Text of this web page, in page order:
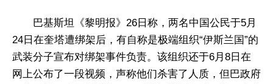
巴基斯坦《黎明报》26日称，两名中国公民于5月
24日在奎塔遭绑架后，有自称是极端组织“伊斯兰国”的
武装分子宣布对绑架事件负责。该组织还于6月8日在
网上公布了一段视频，声称他们杀害了人质，但巴政府